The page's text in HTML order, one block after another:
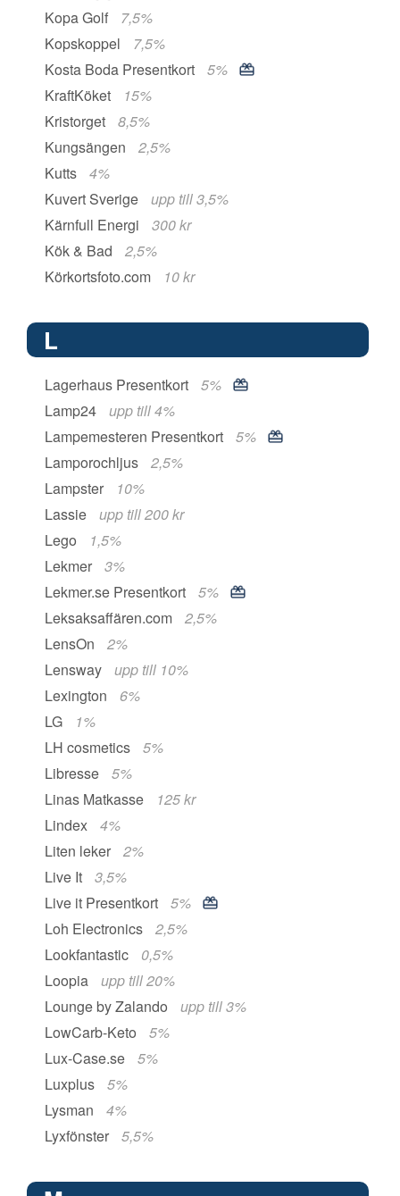
Kopa Golf
7,5%
Kopskoppel
7,5%
Kosta Boda Presentkort
5%
KraftKöket
15%
Kristorget
8,5%
Kungsängen
2,5%
Kutts
4%
Kuvert Sverige
upp till 3,5%
Kärnfull Energi
300 kr
Kök & Bad
2,5%
Körkortsfoto.com
10 kr
L
Lagerhaus Presentkort
5%
Lamp24
upp till 4%
Lampemesteren Presentkort
5%
Lamporochljus
2,5%
Lampster
10%
Lassie
upp till 200 kr
Lego
1,5%
Lekmer
3%
Lekmer.se Presentkort
5%
Leksaksaffären.com
2,5%
LensOn
2%
Lensway
upp till 10%
Lexington
6%
LG
1%
LH cosmetics
5%
Libresse
5%
Linas Matkasse
125 kr
Lindex
4%
Liten leker
2%
Live It
3,5%
Live it Presentkort
5%
Loh Electronics
2,5%
Lookfantastic
0,5%
Loopia
upp till 20%
Lounge by Zalando
upp till 3%
LowCarb-Keto
5%
Lux-Case.se
5%
Luxplus
5%
Lysman
4%
Lyxfönster
5,5%